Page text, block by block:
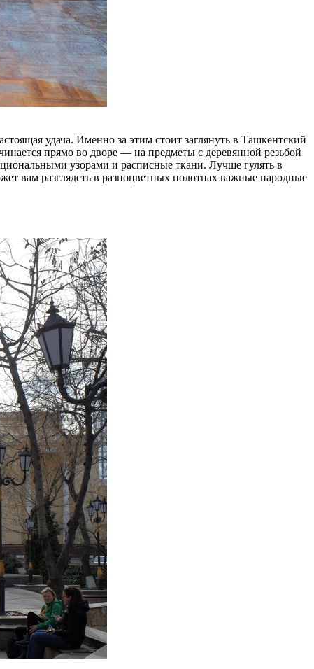
удача. Именно за этим стоит заглянуть в Ташкентский
прямо во дворе — на предметы с деревянной резьбой
узорами и расписные ткани. Лучше гулять в
вам разглядеть в разноцветных полотнах важные народные